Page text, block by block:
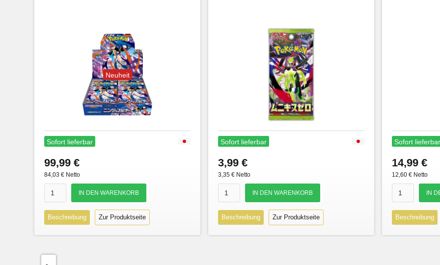
Neuheit
Sofort lieferbar
99,99 €
84,03 € Netto
Beschreibung Zur Produktseite
Sofort lieferbar
3,99 €
3,35 € Netto
Beschreibung Zur Produktseite
Sofort lieferbar
14,99 €
12,60 € Netto
Beschreibung